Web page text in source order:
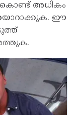
അധികം
ഈ